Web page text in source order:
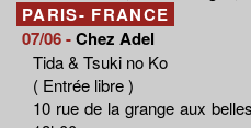
PARIS- FRANCE
07/06 -Chez Adel
Tida & Tsuki no Ko
( Entrée libre )
10 rue de la grange aux